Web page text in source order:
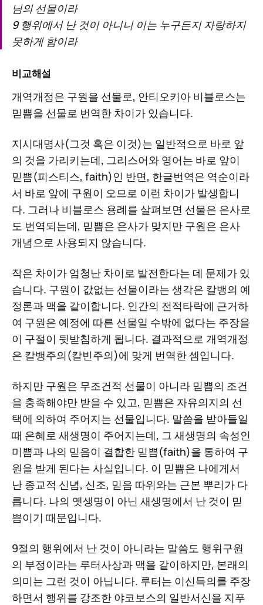
님의 선물이라
9 행위에서 난 것이 아니니 이는 누구든지 자랑하지
못하게 함이라
비교해설
개역개정은 구원을 선물로, 안티오키아 비블로스는
믿쁨을 선물로 번역한 차이가 있습니다.
지시대명사(그것 혹은 이것)는 일반적으로 바로 앞
의 것을 가리키는데, 그리스어와 영어는 바로 앞이
믿쁨(피스티스, faith)인 반면, 한글번역은 역순이라
서 바로 앞에 구원이 오므로 이런 차이가 발생합니
다. 그러나 비블로스 용례를 살펴보면 선물은 은사로
도 번역되는데, 믿쁨은 은사가 맞지만 구원은 은사
개념으로 사용되지 않습니다.
작은 차이가 엄청난 차이로 발전한다는 데 문제가 있
습니다. 구원이 값없는 선물이라는 생각은 칼뱅의 예
정론과 맥을 같이합니다. 인간의 전적타락에 근거하
여 구원은 예정에 따른 선물일 수밖에 없다는 주장을
이 구절이 뒷받침하게 됩니다. 결과적으로 개역개정
은 칼뱅주의(칼빈주의)에 맞게 번역한 셈입니다.
하지만 구원은 무조건적 선물이 아니라 믿쁨의 조건
을 충족해야만 받을 수 있고, 믿쁨은 자유의지의 선
택에 의하여 주어지는 선물입니다. 말씀을 받아들일
때 은혜로 새생명이 주어지는데, 그 새생명의 속성인
미쁨과 나의 믿음이 결합한 믿쁨(faith)을 통하여 구
원을 받게 된다는 사실입니다. 이 믿쁨은 나에게서
난 종교적 신념, 신조, 믿음 따위와는 근본 뿌리가 다
릅니다. 나의 옛생명이 아닌 새생명에서 난 것이 믿
쁨이기 때문입니다.
9절의 행위에서 난 것이 아니라는 말씀도 행위구원
의 부정이라는 루터사상과 맥을 같이하지만, 본래의
의미는 그런 것이 아닙니다. 루터는 이신득의를 주장
하면서 행위를 강조한 야코보스의 일반서신을 지푸